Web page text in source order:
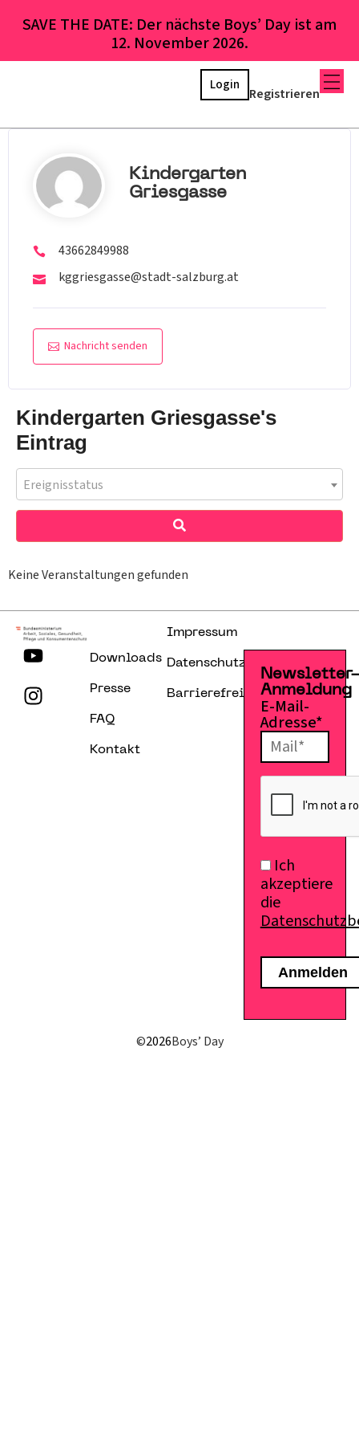
SAVE THE DATE: Der nächste Boys’ Day ist am
12. November 2026.
Registrieren
Login
Kindergarten
Griesgasse
43662849988
kggriesgasse@stadt-salzburg.at
Nachricht senden
Kindergarten Griesgasse's
Eintrag
Ereignisstatus
Keine Veranstaltungen gefunden
Downloads
Presse
FAQ
Kontakt
Impressum
Datenschutzerklärung
Barrierefreiheitserklärung
Anmeldung
E-Mail-
Adresse*
Ich
akzeptiere
die
©2026Boys’ Day